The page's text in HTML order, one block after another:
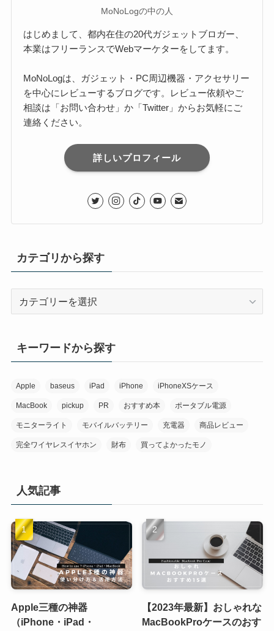
MoNoLogの中の人
はじめまして、都内在住の20代ガジェットブロガー、
本業はフリーランスでWebマーケターをしてます。
MoNoLogは、ガジェット・PC周辺機器・アクセサリー
を中心にレビューするブログです。レビュー依頼やご
相談は「お問い合わせ」か「Twitter」からお気軽にご
連絡ください。
詳しいプロフィール
カテゴリから探す
探
す
キーワードから探す
Apple baseus iPad iPhone iPhoneXSケース
MacBook pickup PR おすすめ本 ポータブル電源
モニターライト モバイルバッテリー 充電器 商品レビュー
完全ワイヤレスイヤホン 財布 買ってよかったモノ
人気記事
Apple三種の神器
（iPhone・iPad・
【2023年最新】おしゃれな
MacBookProケースのおす